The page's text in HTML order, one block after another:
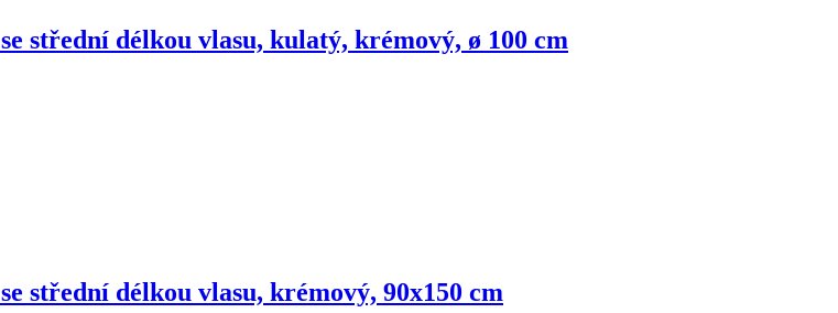
střední délkou vlasu, kulatý, krémový, ø 100 cm
střední délkou vlasu, krémový, 90x150 cm